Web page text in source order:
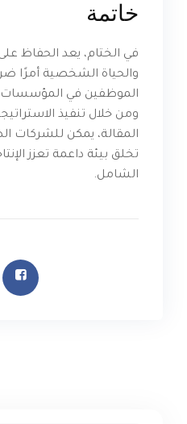
خاتمة
في الختام، يعد الحفاظ
والحياة الشخصية أمرًا
الموظفين في
ومن خلال تنفيذ
المقالة، يمكن للشركات
تخلق بيئة داعمة تعزز
الشامل.